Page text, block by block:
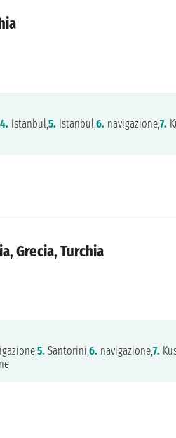
4. Istanbul,5. Istanbul,6. navigazione,7.
Grecia, Turchia
5. Santorini,6. navigazione,7.